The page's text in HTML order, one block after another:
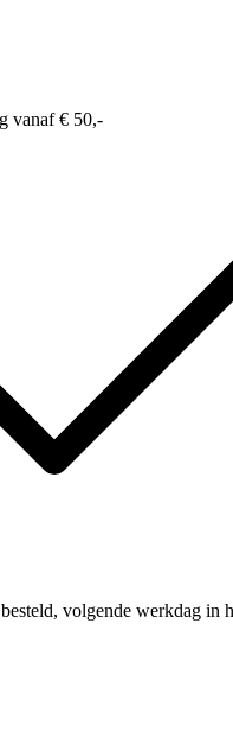
vanaf € 50,-
volgende werkdag in